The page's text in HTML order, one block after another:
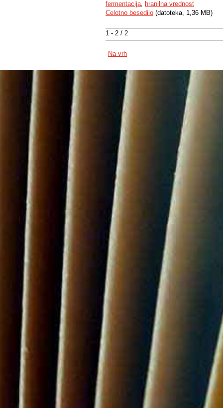
1 - 2 / 2
fermentacija, hranilna vrednost
Celotno besedilo (datoteka, 1,36 MB)
Na vrh